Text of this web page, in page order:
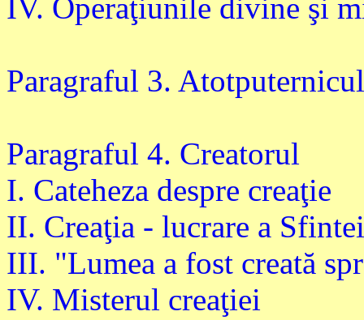
IV. Operaţiunile divine şi
Paragraful 3. Atotputernicul
Paragraful 4. Creatorul
I. Cateheza despre creaţie
II. Creaţia - lucrare a
III. "Lumea a fost creată
IV. Misterul creaţiei